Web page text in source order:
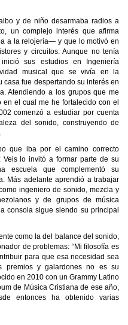
y de niño desarmaba radios a
un complejo interés que afirma
a la relojería— y que lo motivó en
y circuitos. Aunque no tenía
sus estudios en Ingeniería
musical que se vivía en la
fue despertando su interés en
Atendiendo a los grupos que me
el cual me he fortalecido con el
comenzó a estudiar por cuenta
del sonido, construyendo de
que iba por el camino correcto
lo invitó a formar parte de su
escuela que complementó su
Más adelante aprendió a trabajar
ingeniero de sonido, mezcla y
y de grupos de música
consola sigue siendo su principal
como la del balance del sonido,
de problemas: “Mi filosofía es
para que esa necesidad sea
premios y galardones no es su
en 2010 con un Grammy Latino
de Música Cristiana de ese año,
entonces ha obtenido varias